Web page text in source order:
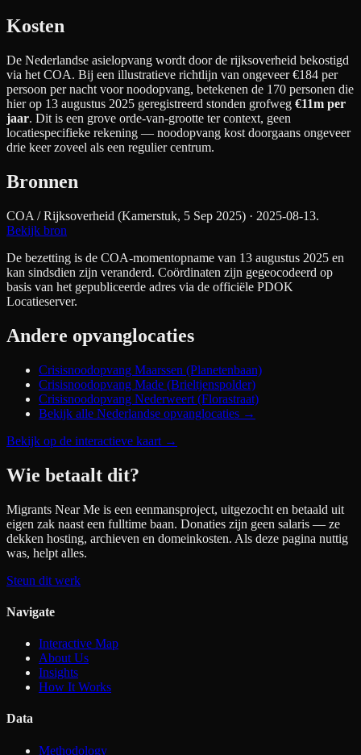
Kosten
De Nederlandse asielopvang wordt door de rijksoverheid bekostigd
via het COA. Bij een illustratieve richtlijn van ongeveer €184 per
persoon per nacht voor noodopvang, betekenen de 170 personen die
hier op 13 augustus 2025 geregistreerd stonden grofweg €11m per
jaar. Dit is een grove orde-van-grootte ter context, geen
locatiespecifieke rekening — noodopvang kost doorgaans ongeveer
drie keer zoveel als een regulier centrum.
Bronnen
COA / Rijksoverheid (Kamerstuk, 5 Sep 2025) · 2025-08-13.
Bekijk bron
De bezetting is de COA-momentopname van 13 augustus 2025 en
kan sindsdien zijn veranderd. Coördinaten zijn gegeocodeerd op
basis van het gepubliceerde adres via de officiële PDOK
Locatieserver.
Andere opvanglocaties
Crisisnoodopvang Maarssen (Planetenbaan)
Crisisnoodopvang Made (Brieltjenspolder)
Crisisnoodopvang Nederweert (Florastraat)
Bekijk alle Nederlandse opvanglocaties →
Bekijk op de interactieve kaart →
Wie betaalt dit?
Migrants Near Me is een eenmansproject, uitgezocht en betaald uit
eigen zak naast een fulltime baan. Donaties zijn geen salaris — ze
dekken hosting, archieven en domeinkosten. Als deze pagina nuttig
was, helpt alles.
Steun dit werk
Navigate
Interactive Map
About Us
Insights
How It Works
Data
Methodology